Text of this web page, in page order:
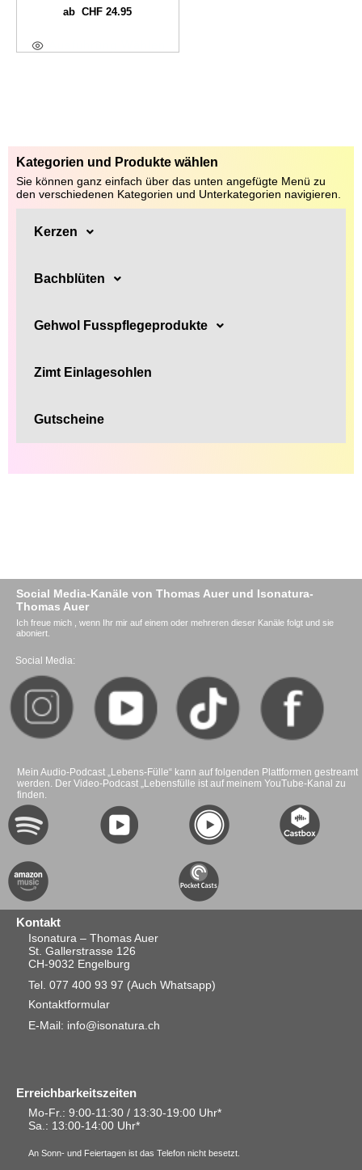
abCHF 24.95
Kategorien und Produkte wählen
Sie können ganz einfach über das unten angefügte Menü zu
den verschiedenen Kategorien und Unterkategorien navigieren.
Kerzen
Bachblüten
Gehwol Fusspflegeprodukte
Zimt Einlagesohlen
Gutscheine
Social Media-Kanäle von Thomas Auer und Isonatura-
Thomas Auer
Ich freue mich , wenn Ihr mir auf einem oder mehreren dieser Kanäle folgt und sie
aboniert.
Social Media:
Mein Audio-Podcast „Lebens-Fülle“ kann auf folgenden Plattformen gestreamt
werden. Der Video-Podcast „Lebensfülle ist auf meinem YouTube-Kanal zu
finden.
Kontakt
Isonatura – Thomas Auer
St. Gallerstrasse 126
CH-9032 Engelburg
Tel. 077 400 93 97 (Auch Whatsapp)
Kontaktformular
E-Mail: info@isonatura.ch
Erreichbarkeitszeiten
Mo-Fr.: 9:00-11:30 / 13:30-19:00 Uhr*
Sa. : 13:00-14:00 Uhr*
An Sonn- und Feiertagen ist das Telefon nicht besetzt.